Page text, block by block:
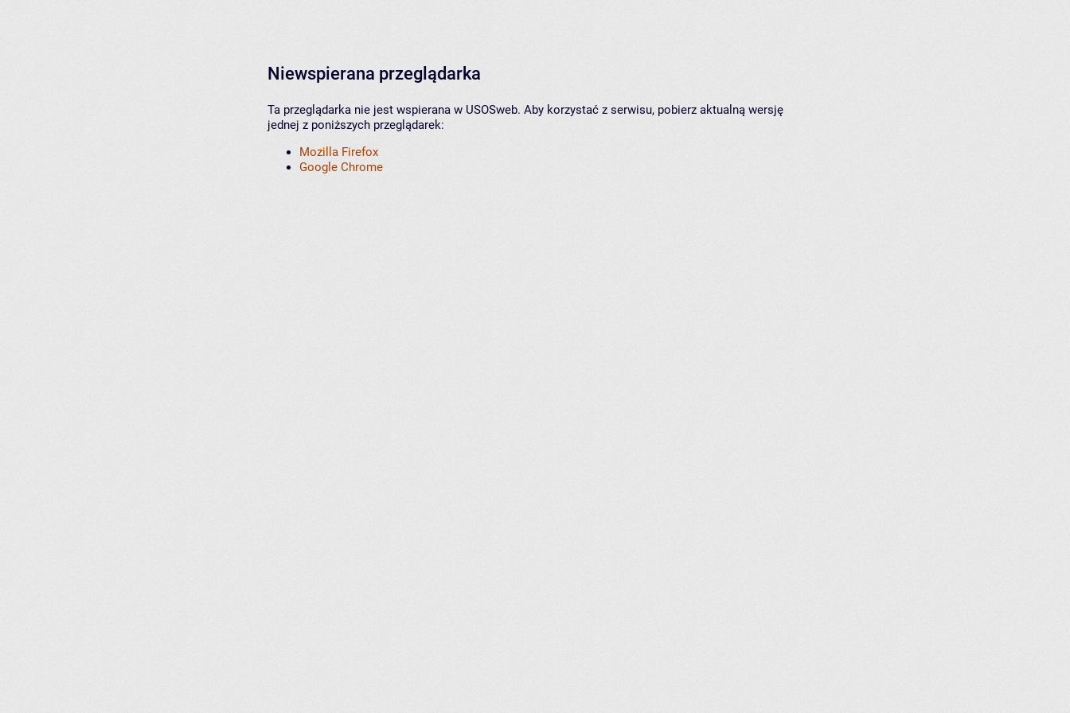
Niewspierana przeglądarka
Ta przeglądarka nie jest wspierana w USOSweb. Aby korzystać z serwisu, pobierz aktualną wersję
jednej z poniższych przeglądarek:
Mozilla Firefox
Google Chrome